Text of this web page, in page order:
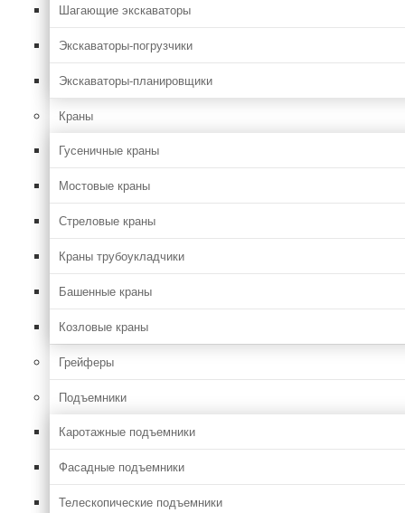
Шагающие экскаваторы
Экскаваторы-погрузчики
Экскаваторы-планировщики
Краны
Гусеничные краны
Мостовые краны
Стреловые краны
Краны трубоукладчики
Башенные краны
Козловые краны
Грейферы
Подъемники
Каротажные подъемники
Фасадные подъемники
Телескопические подъемники